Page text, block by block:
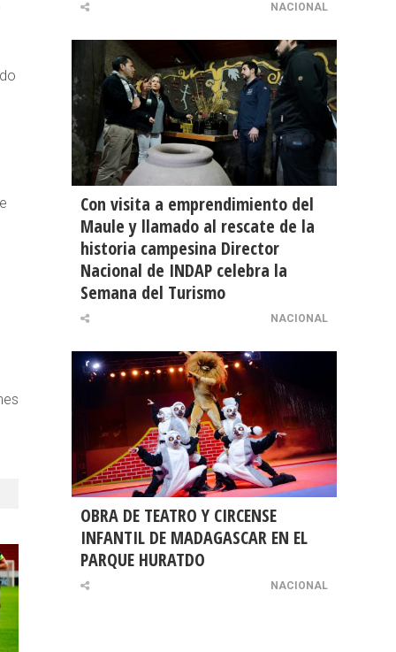
NACIONAL
Con visita a emprendimiento del
Maule y llamado al rescate de la
historia campesina Director
Nacional de INDAP celebra la
Semana del Turismo
NACIONAL
OBRA DE TEATRO Y CIRCENSE
INFANTIL DE MADAGASCAR EN EL
PARQUE HURATDO
NACIONAL